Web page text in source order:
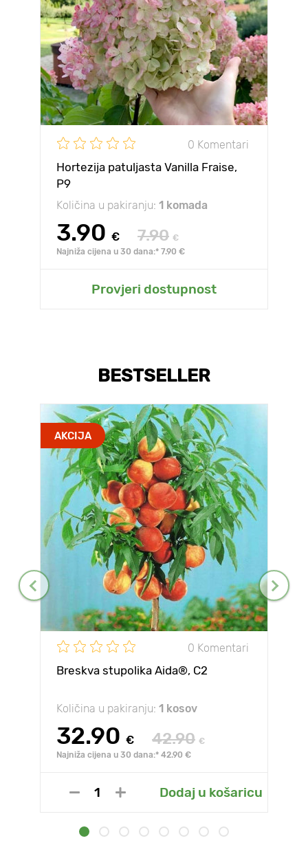
0 Komentari
Hortezija patuljasta Vanilla Fraise,
P9
Količina u pakiranju: 1 komada
3.90 € 7.90 €
Najniža cijena u 30 dana:* 7.90 €
Provjeri dostupnost
BESTSELLER
AKCIJA
0 Komentari
Breskva stupolika Aida®, C2
Količina u pakiranju: 1 kosov
32.90 € 42.90 €
Najniža cijena u 30 dana:* 42.90 €
Dodaj u košaricu